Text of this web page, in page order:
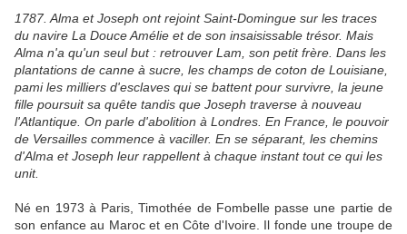
1787. Alma et Joseph ont rejoint Saint-Domingue sur les traces
du navire La Douce Amélie et de son insaisissable trésor. Mais
Alma n'a qu'un seul but : retrouver Lam, son petit frère. Dans les
plantations de canne à sucre, les champs de coton de Louisiane,
pami les milliers d'esclaves qui se battent pour survivre, la jeune
fille poursuit sa quête tandis que Joseph traverse à nouveau
l'Atlantique. On parle d'abolition à Londres. En France, le pouvoir
de Versailles commence à vaciller. En se séparant, les chemins
d'Alma et Joseph leur rappellent à chaque instant tout ce qui les
unit.
Né en 1973 à Paris, Timothée de Fombelle passe une partie de
son enfance au Maroc et en Côte d'Ivoire. Il fonde une troupe de